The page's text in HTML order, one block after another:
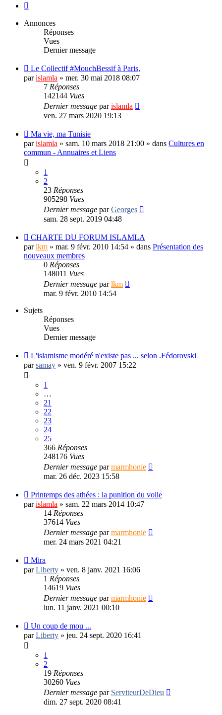
Annonces
Réponses
Vues
Dernier message
Le Collectif #MouchBessif à Paris,
parislamla » mer. 30 mai 2018 08:07
7 Réponses
142144 Vues
Dernier message parislamla
ven. 27 mars 2020 19:13
Ma vie, ma Tunisie
parislamla » sam. 10 mars 2018 21:00 » dans Cultures en
commun - Annuaires et Liens
1
2
23 Réponses
905298 Vues
Dernier message parGeorges
sam. 28 sept. 2019 04:48
CHARTE DU FORUM ISLAMLA
parlkm » mar. 9 févr. 2010 14:54 » dans Présentation des
nouveaux membres
0 Réponses
148011 Vues
Dernier message parlkm
mar. 9 févr. 2010 14:54
Sujets
Réponses
Vues
Dernier message
L'islamisme modéré n'existe pas ... selon .Fédorovski
parsamay » ven. 9 févr. 2007 15:22
1
…
21
22
23
24
25
366 Réponses
248176 Vues
Dernier message parmarmhonie
mar. 26 déc. 2023 15:58
Printemps des athées : la punition du voile
parislamla » sam. 22 mars 2014 10:47
14 Réponses
37614 Vues
Dernier message parmarmhonie
mer. 24 mars 2021 04:21
Mira
parLiberty » ven. 8 janv. 2021 16:06
1 Réponses
14619 Vues
Dernier message parmarmhonie
lun. 11 janv. 2021 00:10
Un coup de mou ...
parLiberty » jeu. 24 sept. 2020 16:41
1
2
19 Réponses
30260 Vues
Dernier message par ServiteurDeDieu
dim. 27 sept. 2020 08:41